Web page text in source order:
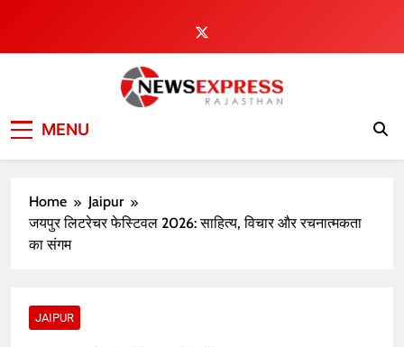
content
MENU
Home
Jaipur
जयपुर लिटरेचर फेस्टिवल 2026: साहित्य, विचार और रचनात्मकता
का संगम
JAIPUR